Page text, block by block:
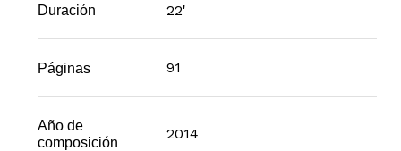
Duración 22'
Páginas 91
Año de
composición
2014